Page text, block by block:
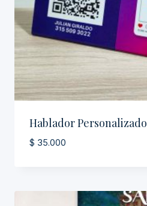
Hablador Personalizado
$ 35.000